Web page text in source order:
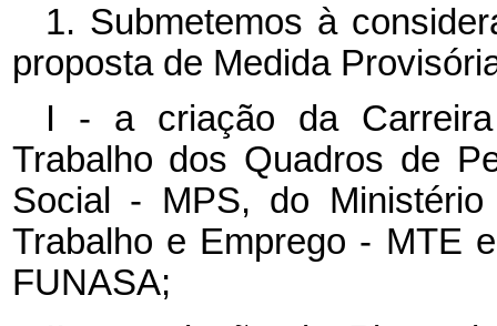
1. Submetemos à
proposta de Medida
I - a criação da
Trabalho dos Quadros de
Social - MPS, do
Trabalho e Emprego - MTE
FUNASA;